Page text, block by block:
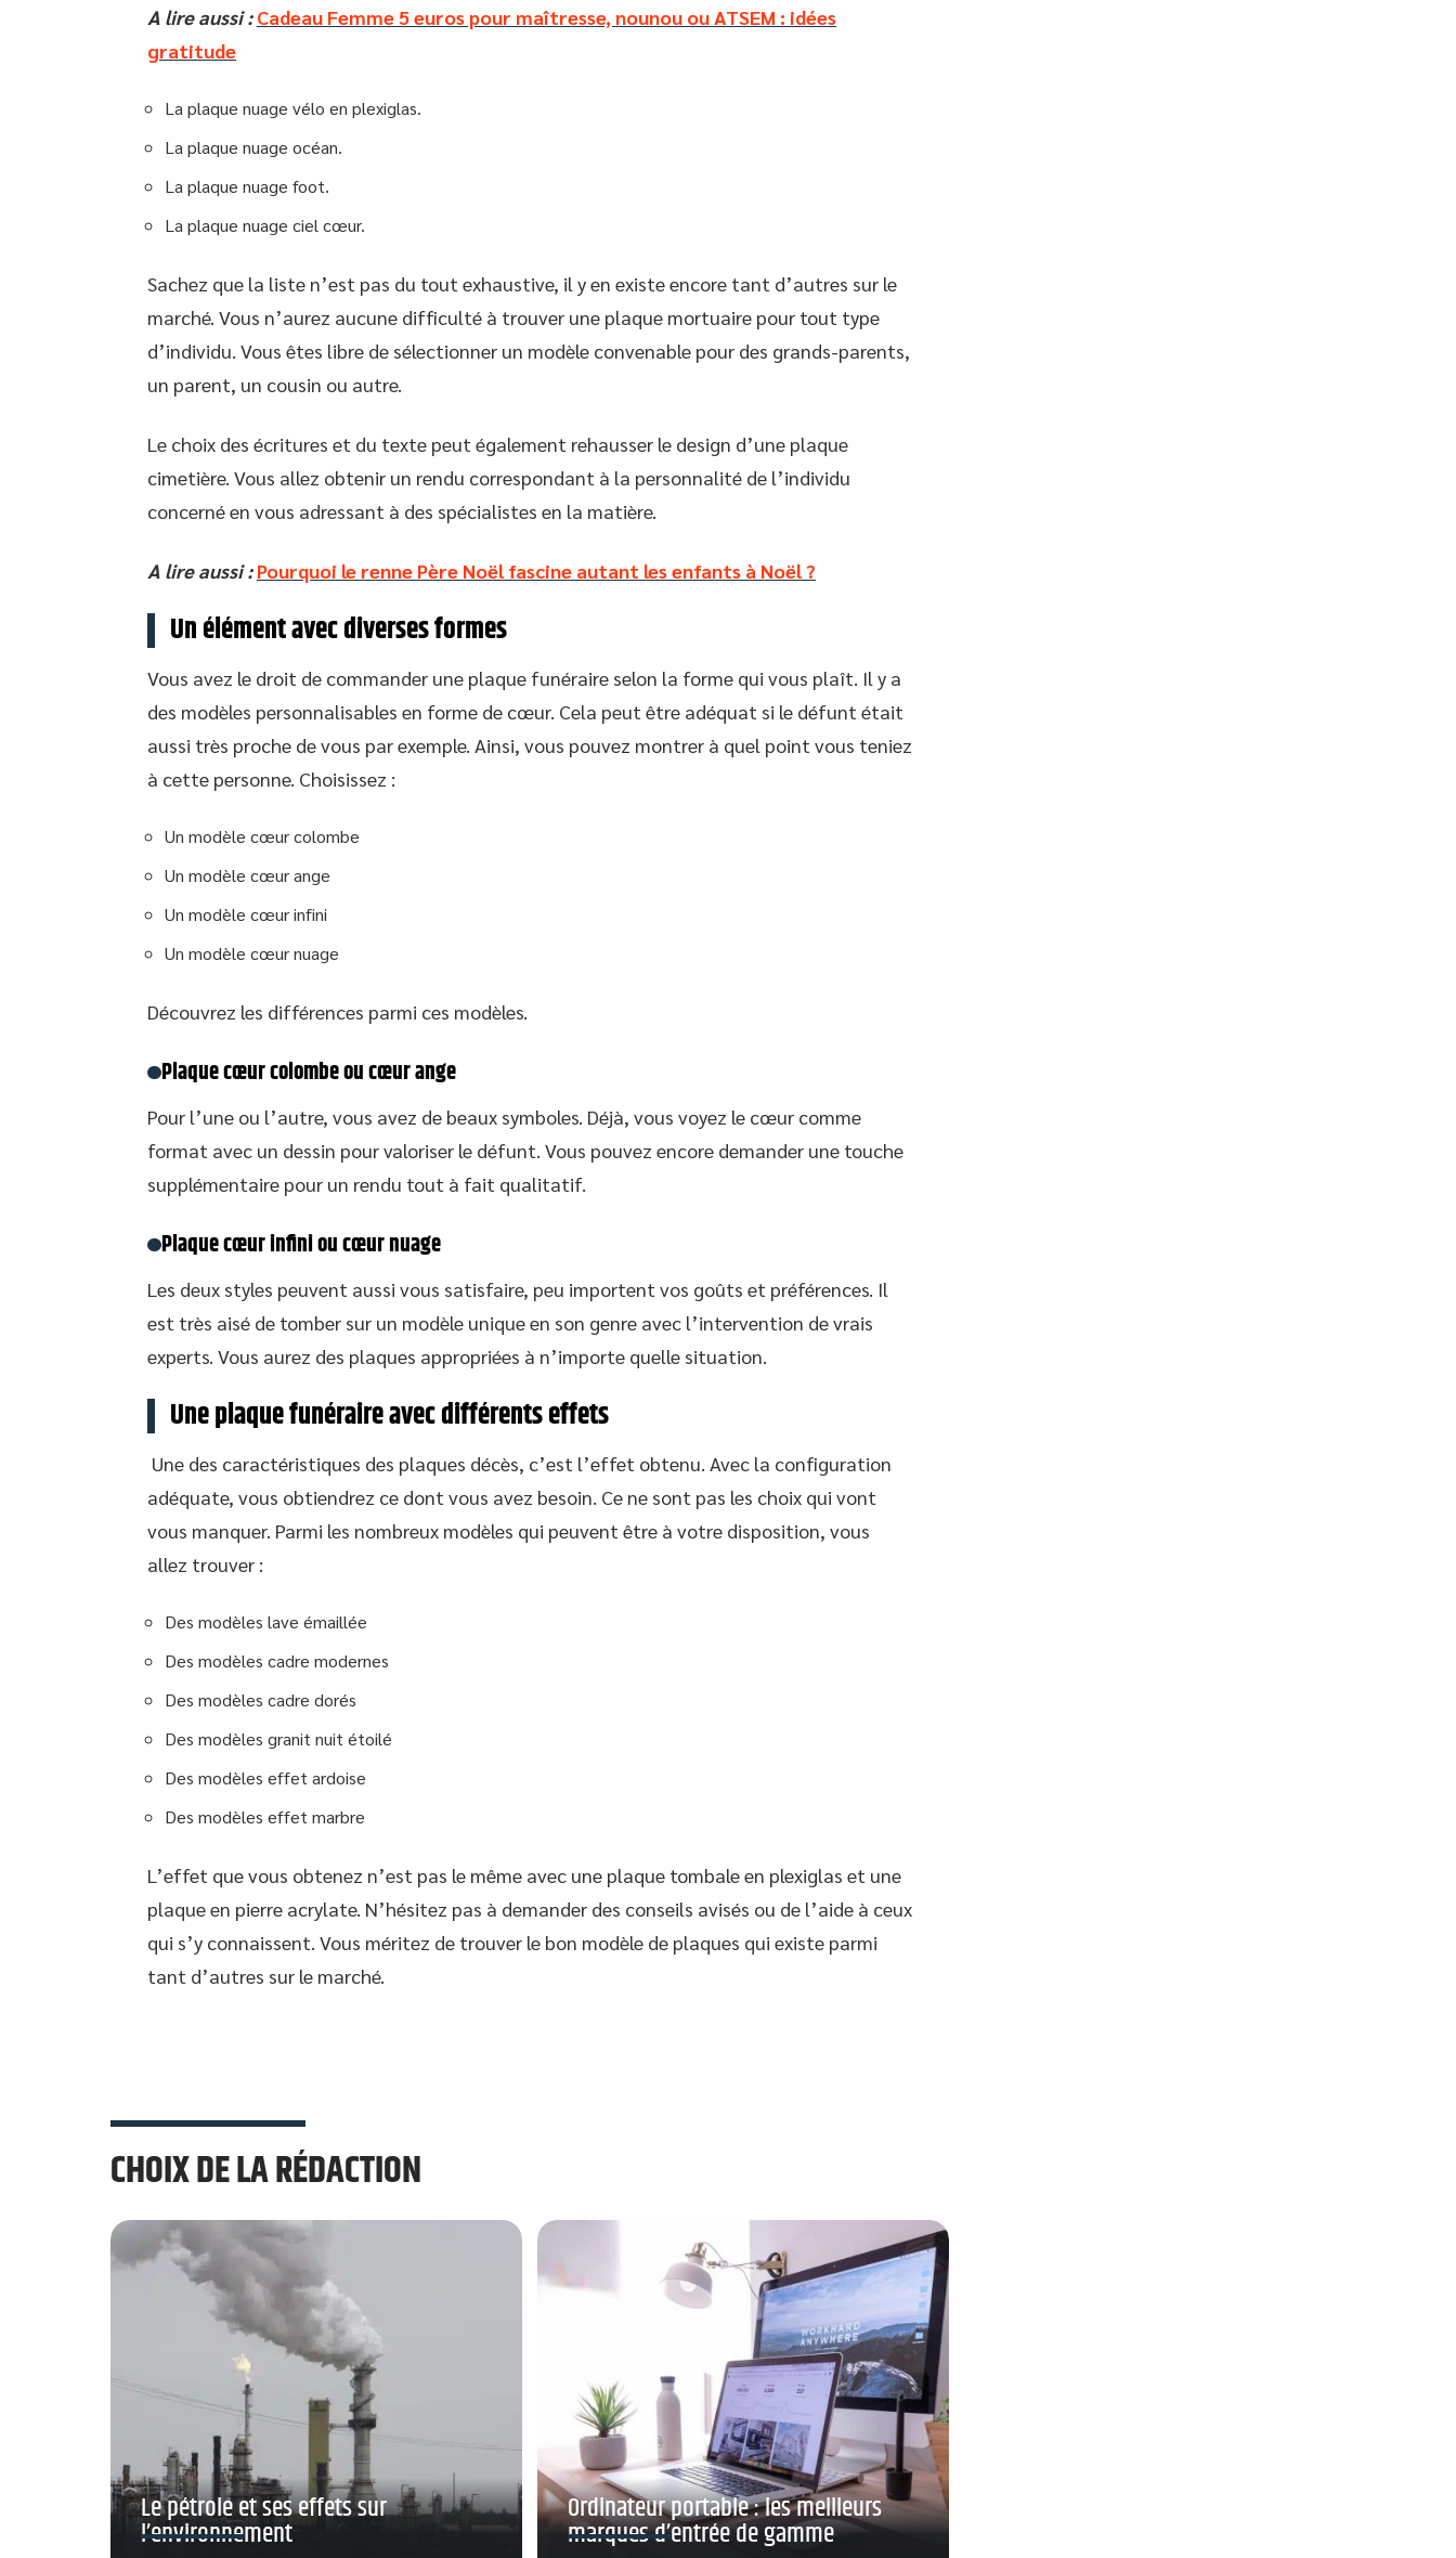
A lire aussi : Cadeau Femme 5 euros pour maîtresse, nounou ou ATSEM : idées
gratitude
La plaque nuage vélo en plexiglas.
La plaque nuage océan.
La plaque nuage foot.
La plaque nuage ciel cœur.
Sachez que la liste n’est pas du tout exhaustive, il y en existe encore tant d’autres sur le
marché. Vous n’aurez aucune difficulté à trouver une plaque mortuaire pour tout type
d’individu. Vous êtes libre de sélectionner un modèle convenable pour des grands-parents,
un parent, un cousin ou autre.
Le choix des écritures et du texte peut également rehausser le design d’une plaque
cimetière. Vous allez obtenir un rendu correspondant à la personnalité de l’individu
concerné en vous adressant à des spécialistes en la matière.
A lire aussi : Pourquoi le renne Père Noël fascine autant les enfants à Noël ?
Un élément avec diverses formes
Vous avez le droit de commander une plaque funéraire selon la forme qui vous plaît. Il y a
des modèles personnalisables en forme de cœur. Cela peut être adéquat si le défunt était
aussi très proche de vous par exemple. Ainsi, vous pouvez montrer à quel point vous teniez
à cette personne. Choisissez :
Un modèle cœur colombe
Un modèle cœur ange
Un modèle cœur infini
Un modèle cœur nuage
Découvrez les différences parmi ces modèles.
Plaque cœur colombe ou cœur ange
Pour l’une ou l’autre, vous avez de beaux symboles. Déjà, vous voyez le cœur comme
format avec un dessin pour valoriser le défunt. Vous pouvez encore demander une touche
supplémentaire pour un rendu tout à fait qualitatif.
Plaque cœur infini ou cœur nuage
Les deux styles peuvent aussi vous satisfaire, peu importent vos goûts et préférences. Il
est très aisé de tomber sur un modèle unique en son genre avec l’intervention de vrais
experts. Vous aurez des plaques appropriées à n’importe quelle situation.
Une plaque funéraire avec différents effets
Une des caractéristiques des plaques décès, c’est l’effet obtenu. Avec la configuration
adéquate, vous obtiendrez ce dont vous avez besoin. Ce ne sont pas les choix qui vont
vous manquer. Parmi les nombreux modèles qui peuvent être à votre disposition, vous
allez trouver :
Des modèles lave émaillée
Des modèles cadre modernes
Des modèles cadre dorés
Des modèles granit nuit étoilé
Des modèles effet ardoise
Des modèles effet marbre
L’effet que vous obtenez n’est pas le même avec une plaque tombale en plexiglas et une
plaque en pierre acrylate. N’hésitez pas à demander des conseils avisés ou de l’aide à ceux
qui s’y connaissent. Vous méritez de trouver le bon modèle de plaques qui existe parmi
tant d’autres sur le marché.
CHOIX DE LA RÉDACTION
Le pétrole et ses effets sur
l’environnement
Ordinateur portable : les meilleurs
marques d’entrée de gamme